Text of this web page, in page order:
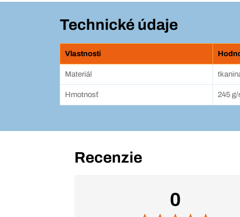
Technické údaje
Vlastnosti
Materiál
Hmotnosť 245 g/
Recenzie
0